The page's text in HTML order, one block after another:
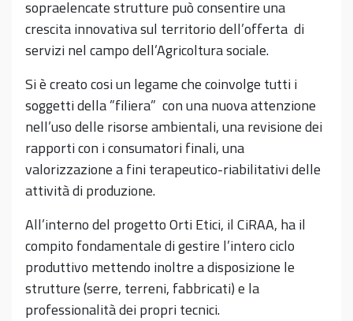
sopraelencate strutture può consentire una
crescita innovativa sul territorio dell’offerta di
servizi nel campo dell’Agricoltura sociale.
Si è creato cosi un legame che coinvolge tutti i
soggetti della ”filiera” con una nuova attenzione
nell’uso delle risorse ambientali, una revisione dei
rapporti con i consumatori finali, una
valorizzazione a fini terapeutico-riabilitativi delle
attività di produzione.
All’interno del progetto Orti Etici, il CiRAA, ha il
compito fondamentale di gestire l’intero ciclo
produttivo mettendo inoltre a disposizione le
strutture (serre, terreni, fabbricati) e la
professionalità dei propri tecnici.